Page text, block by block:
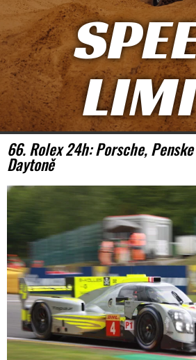
66. Rolex 24h: Porsche,
Daytoně